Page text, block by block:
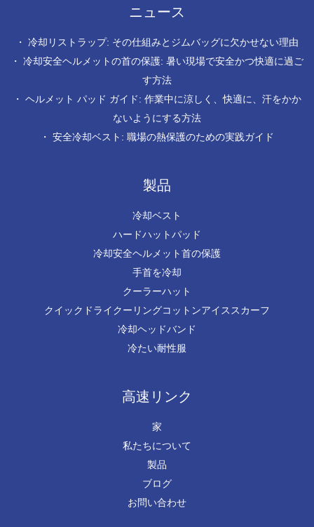
ニュース
・ 冷却リストラップ: その仕組みとジムバッグに欠かせない理由
・ 冷却安全ヘルメットの首の保護: 暑い現場で安全かつ快適に過ご
す方法
・ ヘルメット パッド ガイド: 作業中に涼しく、快適に、汗をかか
ないようにする方法
・ 安全冷却ベスト: 職場の熱保護のための実践ガイド
製品
冷却ベスト
ハードハットパッド
冷却安全ヘルメット首の保護
手首を冷却
クーラーハット
クイックドライクーリングコットンアイススカーフ
冷却ヘッドバンド
冷たい耐性服
高速リンク
家
私たちについて
製品
ブログ
お問い合わせ